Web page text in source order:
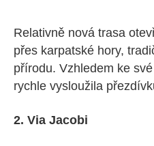
Relativně nová trasa
přes karpatské hory,
přírodu. Vzhledem ke
rychle vysloužila
2. Via Jacobi